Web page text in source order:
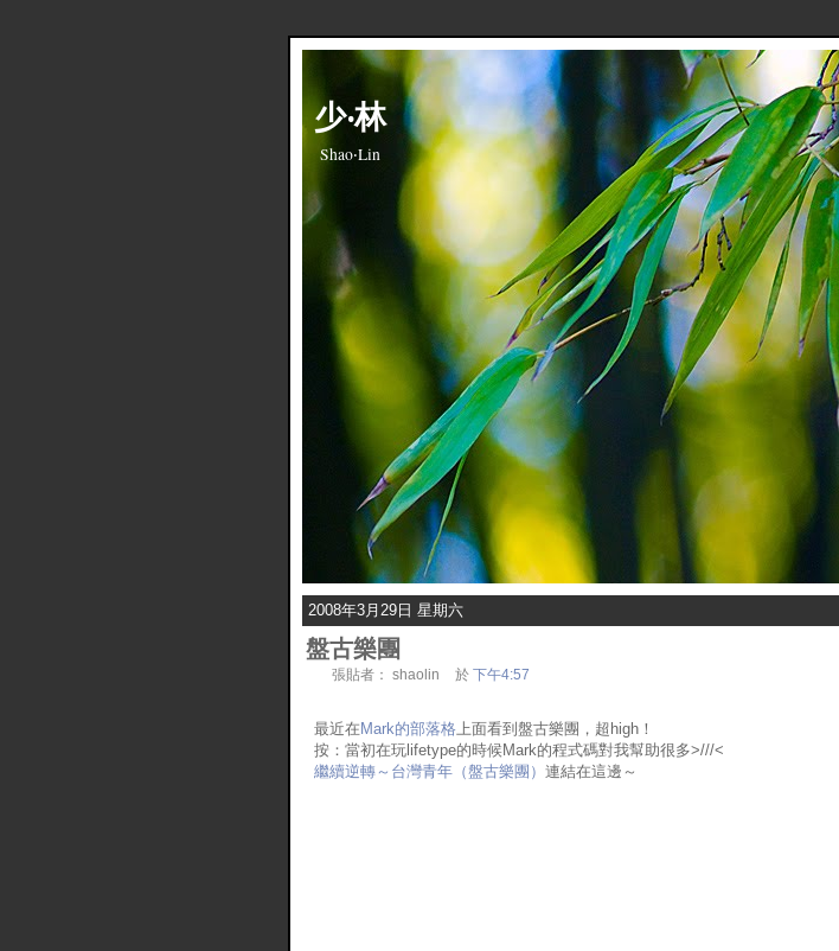
少‧林
Shao‧Lin
2008年3月29日 星期六
盤古樂團
張貼者： shaolin 於 下午4:57
最近在 Mark的部落格上面看到盤古樂團，超high！
按：當初在玩lifetype的時候Mark的程式碼對我幫助很多>///<
繼續逆轉～台灣青年（盤古樂團） 連結在這邊～